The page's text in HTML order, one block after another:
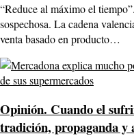
“Reduce al máximo el
sospechosa. La cadena
venta basado en producto…
Opinión. Cuando el
tradición, propaganda y